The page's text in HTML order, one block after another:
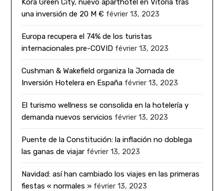
Kora Green City, nuevo aparthotel en Vitoria tras
una inversión de 20 M € février 13, 2023
Europa recupera el 74% de los turistas
internacionales pre-COVID février 13, 2023
Cushman & Wakefield organiza la Jornada de
Inversión Hotelera en España février 13, 2023
El turismo wellness se consolida en la hotelería y
demanda nuevos servicios février 13, 2023
Puente de la Constitución: la inflación no doblega
las ganas de viajar février 13, 2023
Navidad: así han cambiado los viajes en las primeras
fiestas « normales » février 13, 2023